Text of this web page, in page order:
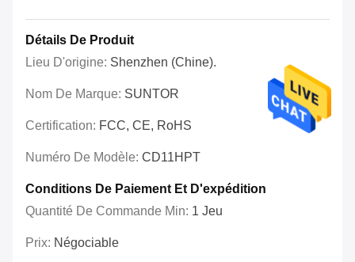
Détails De Produit
Lieu D'origine: Shenzhen (Chine).
Nom De Marque: SUNTOR
Certification: FCC, CE, RoHS
Numéro De Modèle: CD11HPT
Conditions De Paiement Et D'expédition
Quantité De Commande Min: 1 Jeu
Prix: Négociable